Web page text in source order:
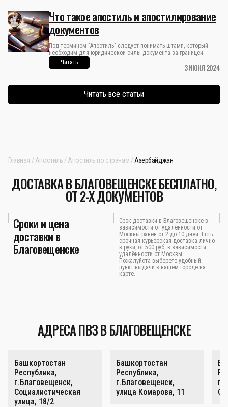
3 ИЮНЯ 2024
Что такое апостиль и апостилирование
документов
Под термином "Апостиль" следует понимать штамп, который
необходим для юридической силы документа за границей.
Читать
Читать все статьи
Главная Апостиль Апостиль по странам Азербайджан
ДОСТАВКА В БЛАГОВЕЩЕНСКЕ БЕСПЛАТНО,
ОТ 2-Х ДОКУМЕНТОВ
Сроки и цена
доставки в
Благовещенске
Срок доставки в Благовещенске в
зависимости от удаленности от
Москвы равен от 2 до 10 дней. Есть
срочная курьерская доставка лично
в руки, от 500 руб. в зависимости
удалённости от Москвы.
Пожалуйста выберете удобный
пункт выдачи в вашем городе на
карте.
АДРЕСА ПВЗ В БЛАГОВЕЩЕНСКЕ
Башкортостан
Республика,
г.Благовещенск,
Социалистическая
улица, 18/2
Башкортостан
Республика,
г.Благовещенск,
улица Комарова, 11